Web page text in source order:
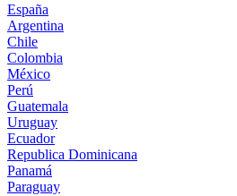
España
Argentina
Chile
Colombia
México
Perú
Guatemala
Uruguay
Ecuador
Republica Dominicana
Panamá
Paraguay